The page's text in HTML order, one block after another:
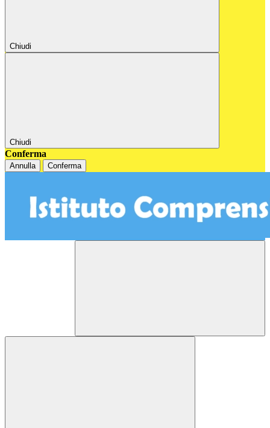
Chiudi
Chiudi
Conferma
Annulla Conferma